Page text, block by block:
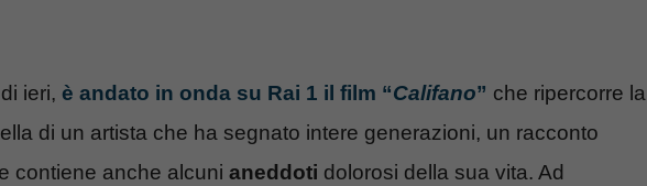
ieri, è andato in onda su Rai 1 il film “Califano” che ripercorre la
di un artista che ha segnato intere generazioni, un racconto
contiene anche alcuni aneddoti dolorosi della sua vita. Ad